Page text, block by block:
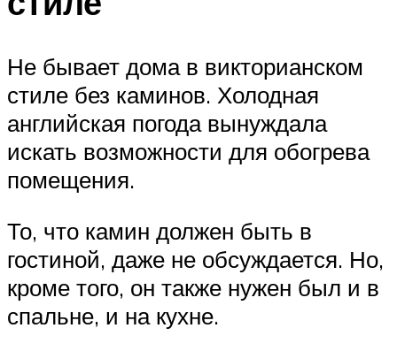
Не бывает дома в викторианском
стиле без каминов. Холодная
английская погода вынуждала
искать возможности для обогрева
помещения.
То, что камин должен быть в
гостиной, даже не обсуждается. Но,
кроме того, он также нужен был и в
спальне, и на кухне.